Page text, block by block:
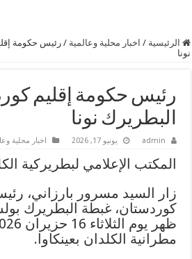
الرئيسية / اخبار محلية وعالمية / رئيس حكومة
نونا
رئيس حكومة إقليم
البطريرك نونا
admin يونيو 17, 2026 اخبار محلية
المكتب الإعلامي لبطريركية
زار السيد مسرور بارزاني،
كوردستان، غبطة البطريرك
مطرانية الكلدان بعينكاوا.